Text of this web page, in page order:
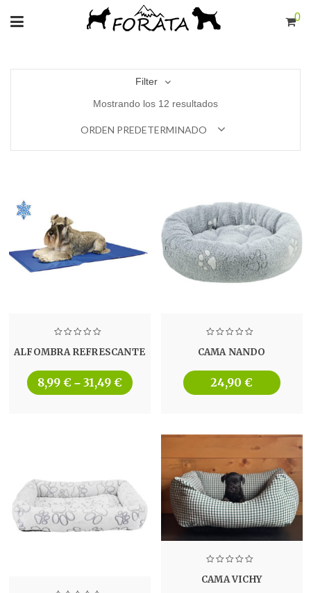
0
Filter
Mostrando los 12 resultados
ORDEN PREDETERMINADO
ALFOMBRA REFRESCANTE
8,99 € – 31,49 €
CAMA NANDO
24,90 €
CAMA VICHY